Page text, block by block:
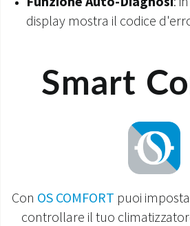
display mostra il codice
Smart
Con OS COMFORT puoi
controllare il tuo